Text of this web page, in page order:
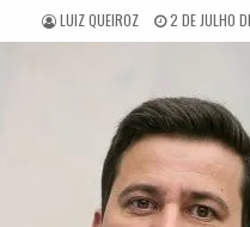
LUIZ QUEIROZ 2 DE JULHO